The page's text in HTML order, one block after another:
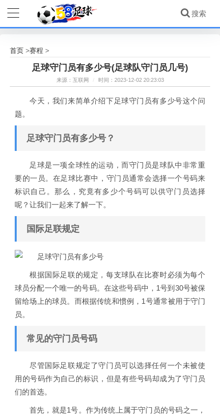
首页 >赛程 >
足球守门员有多少号(足球队守门员几号)
来源：互联网 / 时间：2023-12-02 20:23:03
今天，我们来简单介绍下足球守门员有多少号这个问
题。
足球守门员有多少号？
足球是一项全球性的运动，而守门员是球队中非常重
要的一员。在足球比赛中，守门员通常会选择一个号码来
标识自己。那么，究竟有多少个号码可以供守门员选择
呢？让我们一起来了解一下。
国际足联规定
根据国际足联的规定，每支球队在比赛时必须为每个
球员分配一个唯一的号码。在这些号码中，1号到30号被保
留给场上的球员。而根据传统和惯例，1号通常被用于守门
员。
常见的守门员号码
尽管国际足联规定了守门员可以选择任何一个未被使
用的号码作为自己的标识，但是有些号码却成为了守门员
们的首选。
首先，就是1号。作为传统上属于守门员的号码之一，